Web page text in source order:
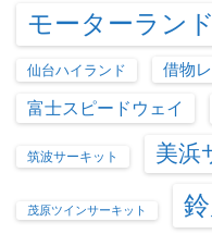
モーターラン
仙台ハイランド 借物
富士スピードウェイ
筑波サーキット 美浜
茂原ツインサーキット